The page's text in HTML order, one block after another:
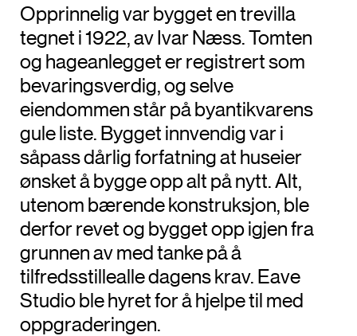
Opprinnelig var bygget en trevilla
tegnet i 1922, av Ivar Næss. Tomten
og hageanlegget er registrert som
bevaringsverdig, og selve
eiendommen står på byantikvarens
gule liste. Bygget innvendig var i
såpass dårlig forfatning at huseier
ønsket å bygge opp alt på nytt. Alt,
utenom bærende konstruksjon, ble
derfor revet og bygget opp igjen fra
grunnen av med tanke på å
tilfredsstillealle dagens krav. Eave
Studio ble hyret for å hjelpe til med
oppgraderingen.